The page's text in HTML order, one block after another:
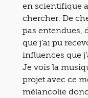
en scientifique
chercher. De
pas entendues,
que j’ai pu
influences que
Je vois la
projet avec ce
mélancolie